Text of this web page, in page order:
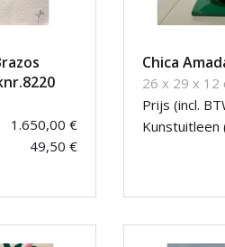
1.650,00 €
49,50 €
Chica
26 x 29 x 12
Prijs (incl.
Kunstuitleen